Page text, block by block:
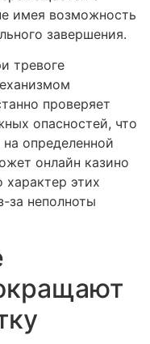
имея возможность
завершения.
тревоге
проверяет
опасностей, что
на определенной
онлайн казино
этих
за неполноты